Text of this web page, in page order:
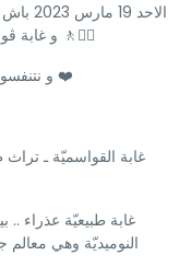
و غابة ڤواسمية إيجوا نعملوا مشية و ندورو في الطبيعة 🚶🚶‍♀️
🚶‍♂️🌄⛰️ و نتنفسوا هواء نظيف ينعوش البدن و يرد الروح ❤️
غابة طبيعيّة عذراء ..
النوميديّة وهي